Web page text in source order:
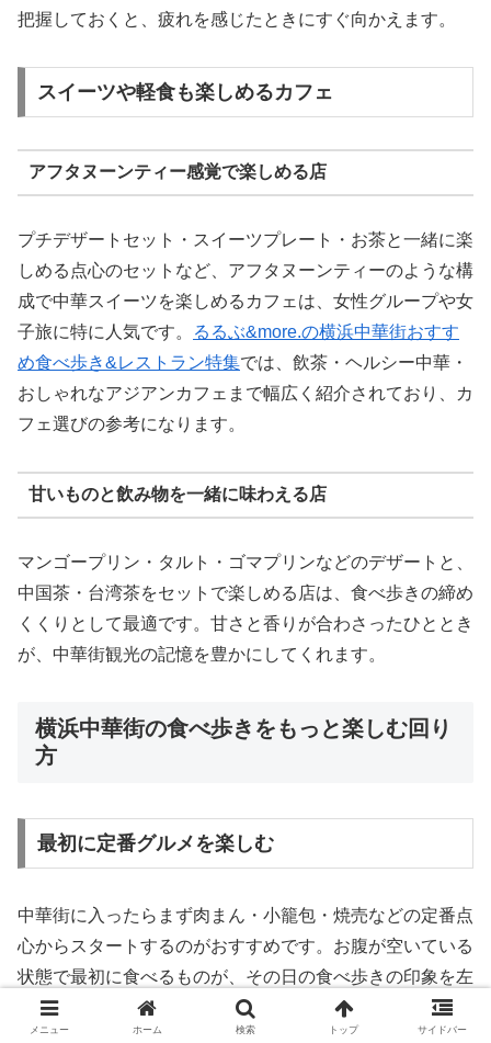
把握しておくと、疲れを感じたときにすぐ向かえます。
スイーツや軽食も楽しめるカフェ
アフタヌーンティー感覚で楽しめる店
プチデザートセット・スイーツプレート・お茶と一緒に楽
しめる点心のセットなど、アフタヌーンティーのような構
成で中華スイーツを楽しめるカフェは、女性グループや女
子旅に特に人気です。
るるぶ&more.の横浜中華街おすす
め食べ歩き&レストラン特集では、飲茶・ヘルシー中華・
おしゃれなアジアンカフェまで幅広く紹介されており、カ
フェ選びの参考になります。
甘いものと飲み物を一緒に味わえる店
マンゴープリン・タルト・ゴマプリンなどのデザートと、
中国茶・台湾茶をセットで楽しめる店は、食べ歩きの締め
くくりとして最適です。甘さと香りが合わさったひととき
が、中華街観光の記憶を豊かにしてくれます。
横浜中華街の食べ歩きをもっと楽しむ回り
方
最初に定番グルメを楽しむ
中華街に入ったらまず肉まん・小籠包・焼売などの定番点
心からスタートするのがおすすめです。お腹が空いている
状態で最初に食べるものが、その日の食べ歩きの印象を左
右します。定番の美味しさをしっかり感じてから、次のジ
ャンルへ進む流れが自然です。
メニュー ホーム 検索 トップ サイドバー